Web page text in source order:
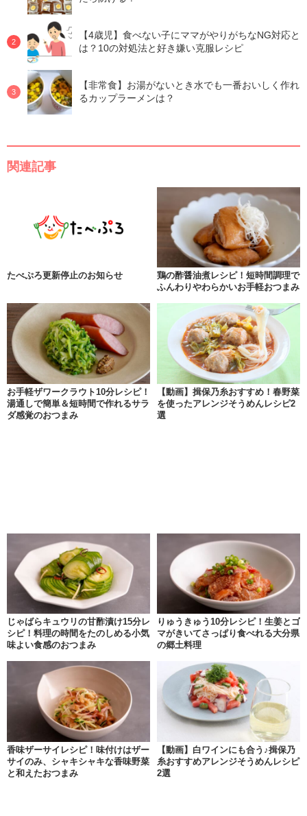
【4歳児】食べない子にママがやりがちなNG対応と
は？10の対処法と好き嫌い克服レシピ
【非常食】お湯がないとき水でも一番おいしく作れ
るカップラーメンは？
関連記事
たべぷろ更新停止のお知らせ
鶏の酢醤油煮レシピ！短時間調理で
ふんわりやわらかいお手軽おつまみ
お手軽ザワークラウト10分レシピ！
湯通しで簡単＆短時間で作れるサラ
ダ感覚のおつまみ
【動画】揖保乃糸おすすめ！春野菜
を使ったアレンジそうめんレシピ2
選
じゃばらキュウリの甘酢漬け15分レ
シピ！料理の時間をたのしめる小気
味よい食感のおつまみ
りゅうきゅう10分レシピ！生姜とゴ
マがきいてさっぱり食べれる大分県
の郷土料理
香味ザーサイレシピ！味付けはザー
サイのみ、シャキシャキな香味野菜
と和えたおつまみ
【動画】白ワインにも合う♪揖保乃
糸おすすめアレンジそうめんレシピ
2選